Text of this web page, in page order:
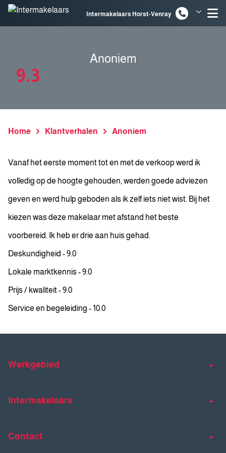
Spring naar inhoud
Intermakelaars Horst-Venray
Anoniem
9.3
Home Klantverhalen Anoniem
Vanaf het eerste moment tot en met de verkoop werd ik
volledig op de hoogte gehouden, werden goede adviezen
geven en werd hulp geboden als ik zelf iets niet wist. Bij het
kiezen was deze makelaar met afstand het beste
voorbereid. Ik heb er drie aan huis gehad.
Deskundigheid - 9.0
Lokale marktkennis - 9.0
Prijs / kwaliteit - 9.0
Service en begeleiding - 10.0
Werkgebied
Intermakelaars
Contact